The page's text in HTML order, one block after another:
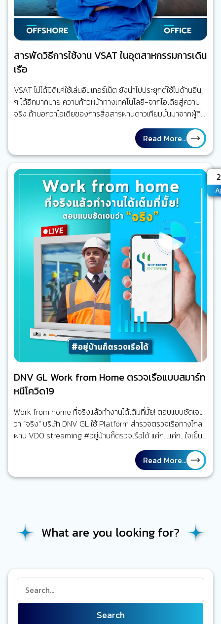
สารพัดวิธีการใช้งาน VSAT ในอุตสาหกรรมการเดิน
เรือ
VSAT ไม่ได้มีดีแค่ใช้เล่นอินเทอร์เน็ต ยังนำไปประยุกต์ใช้ในด้านอื่น
ๆ ได้อีกมากมาย ความก้าวหน้าทางเทคโนโลยี-จากไอเดียสู่ความ
จริง ถ้าบอกว่าไอเดียของการสื่อสารผ่านดาวเทียมนั้นมาจากผู้ที่
เป็นทั้งครูสอนศาสนาและนักเขียนชาวอเมริกัน คงคาดไม่ถึงกันเลย
ใช่หรือไม่ เอ็ดเวิร์ด เอเวอเรตต์ เฮล (Edward Everett Hale) ได้
เขียนถึงไอเดียนี้ไว้ในหนังสือเรื่อง ‘The Brick Moon’ ที่ตีพิมพ์ใน
ช่วงปี 1869-1870 โดยเล่าถึงการสร้างและส่งดาวเทียมที่ทำจาก
อิฐที่มีเส้นผ่านศูนย์กลางขนาด 60 เมตรขึ้นสู่วงโคจรโลก ซึ่งดวง
จันทร์อิฐ (The Brick Moon) นี้ทำหน้าที่ช่วยนำทางให้เหล่าคน
ประจำเรือ…
Read More...
DNV GL Work from Home ตรวจเรือแบบสมาร์ท
หนีโควิด19
Work from home ที่จริงแล้วทำงานได้เต็มที่มั้ย! ตอบแบบชัดเจน
ว่า “จริง” บริษัท DNV GL ใช้ Platform สำรวจตรวจเรือทางไกล
ผ่าน VDO streaming #อยู่บ้านก็ตรวจเรือได้ แค่ก…แค่ก…ใจเย็น
พี่น้อง แอดหยอกเพราะรักนะ ขยับมาใกล้ ๆ ไม่เกิน 1-2 เมตรตาม
แบบ social distancing ก็พอ ที่เริ่มแบบนี้ก็เพราะอยากย้ำว่าช่วง
นี้ใครไอมีหลอน ดังนั้นบริษัทหลายแห่งเลยให้พนักงานสถิตอยู่บ้าน
หรือเฝ้าออฟฟิศ…
Read More...
What are you looking for?
Search